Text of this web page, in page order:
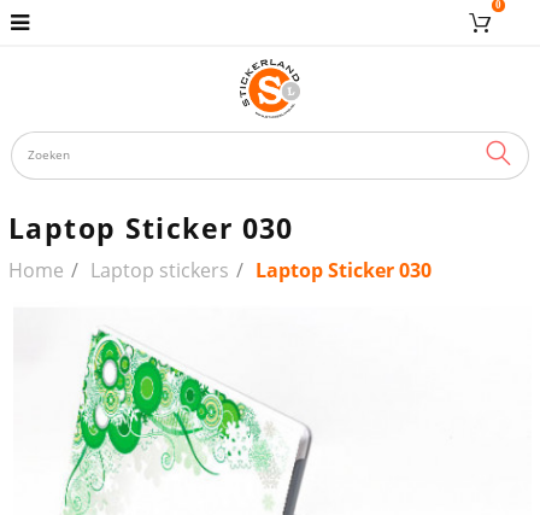
0
Laptop Sticker 030
Home Laptop stickers Laptop Sticker 030